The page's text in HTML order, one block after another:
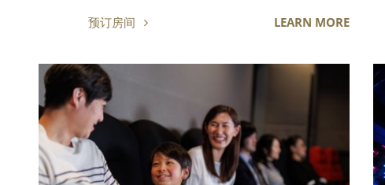
预订房间 LEARN MORE